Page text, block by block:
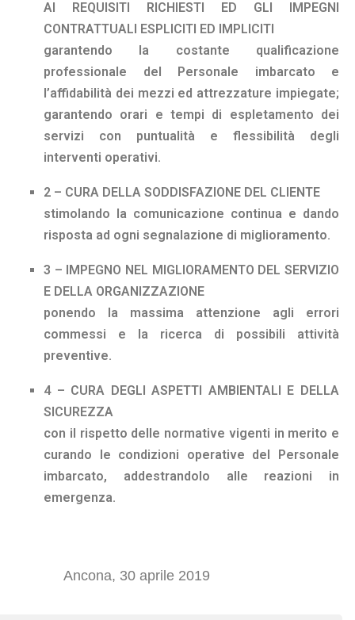
AI REQUISITI RICHIESTI ED GLI IMPEGNI
CONTRATTUALI ESPLICITI ED IMPLICITI
garantendo la costante qualificazione
professionale del Personale imbarcato e
l’affidabilità dei mezzi ed attrezzature impiegate;
garantendo orari e tempi di espletamento dei
servizi con puntualità e flessibilità degli
interventi operativi.
2 – CURA DELLA SODDISFAZIONE DEL CLIENTE
stimolando la comunicazione continua e dando
risposta ad ogni segnalazione di miglioramento.
3 – IMPEGNO NEL MIGLIORAMENTO DEL SERVIZIO
E DELLA ORGANIZZAZIONE
ponendo la massima attenzione agli errori
commessi e la ricerca di possibili attività
preventive.
4 – CURA DEGLI ASPETTI AMBIENTALI E DELLA
SICUREZZA
con il rispetto delle normative vigenti in merito e
curando le condizioni operative del Personale
imbarcato, addestrandolo alle reazioni in
emergenza.
Ancona, 30 aprile 2019